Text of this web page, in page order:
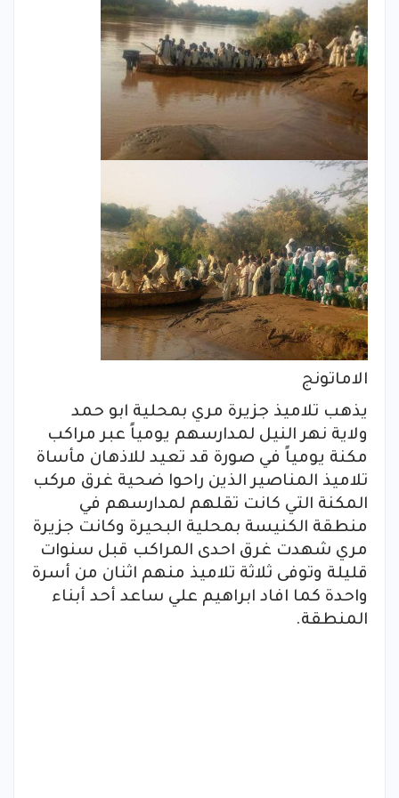
الاماتونج
يذهب تلاميذ جزيرة مري بمحلية ابو حمد
ولاية نهر النيل لمدارسهم يومياً عبر مراكب
مكنة يومياً في صورة قد تعيد للاذهان مأساة
تلاميذ المناصير الذين راحوا ضحية غرق مركب
المكنة التي كانت تقلهم لمدارسهم في
منطقة الكنيسة بمحلية البحيرة وكانت جزيرة
مري شهدت غرق احدى المراكب قبل سنوات
قليلة وتوفى ثلاثة تلاميذ منهم اثنان من أسرة
واحدة كما افاد ابراهيم علي ساعد أحد أبناء
المنطقة.